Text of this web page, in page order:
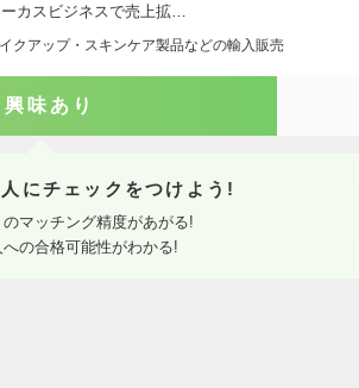
カスビジネスで売上拡…
クアップ・スキンケア製品などの輸入販売
興味あり
にチェックをつけよう!
のマッチング精度があがる!
への合格可能性がわかる!